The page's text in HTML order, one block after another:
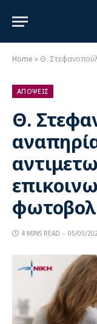
Home » Θ. Στεφανοπούλου: «Η
ΑΠΟΨΕΙΣ
Θ.
4 MINS READ 05/05/